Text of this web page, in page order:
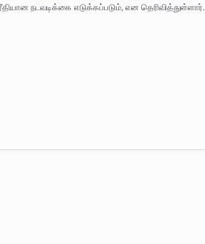
நடவடிக்கை எடுக்கப்படும், என தெரிவித்துள்ளார்.